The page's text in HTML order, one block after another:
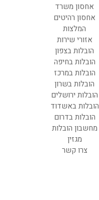
אחסון משרד
אחסון רהיטים
המלצות
אזורי שירות
הובלות בצפון
הובלות בחיפה
הובלות במרכז
הובלות בשרון
הובלות ירושלים
הובלות באשדוד
הובלות בדרום
מחשבון הובלות
מגזין
צרו קשר